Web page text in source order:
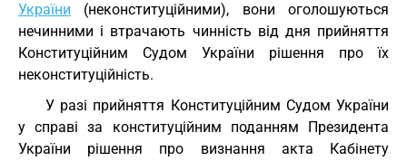
України (неконституційними), вони оголошуються
нечинними і втрачають чинність від дня прийняття
Конституційним Судом України рішення про їх
неконституційність.
У разі прийняття Конституційним Судом України
у справі за конституційним поданням Президента
України рішення про визнання акта Кабінету